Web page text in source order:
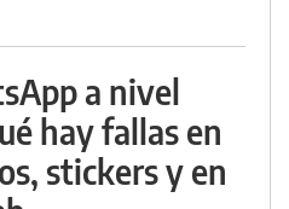
a nivel
hay fallas en
stickers y en